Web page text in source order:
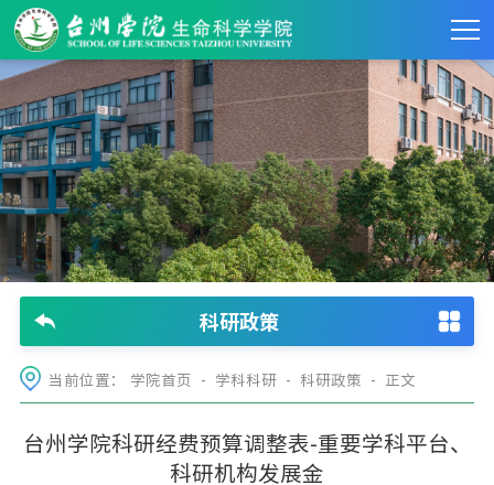
科研政策
当前位置： 学院首页 - 学科科研- 科研政策 - 正文
台州学院科研经费预算调整表-重要学科平台、
科研机构发展金